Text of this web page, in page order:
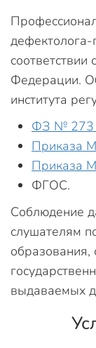
дефектолога-
соответствии
Федерации.
института
ФЗ № 273
Приказа
Приказа
ФГОС.
Соблюдение
слушателям
образования,
выдаваемых